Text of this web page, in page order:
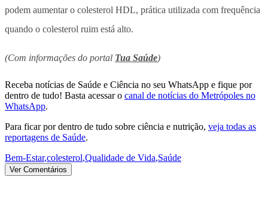
podem aumentar o colesterol HDL, prática utilizada com frequência
quando o colesterol ruim está alto.
(Com informações do portal Tua Saúde)
Receba notícias de Saúde e Ciência no seu WhatsApp e fique por
dentro de tudo! Basta acessar o canal de notícias do Metrópoles no
WhatsApp.
Para ficar por dentro de tudo sobre ciência e nutrição, veja todas as
reportagens de Saúde.
Bem-Estar,colesterol,Qualidade de Vida,Saúde
Ver Comentários